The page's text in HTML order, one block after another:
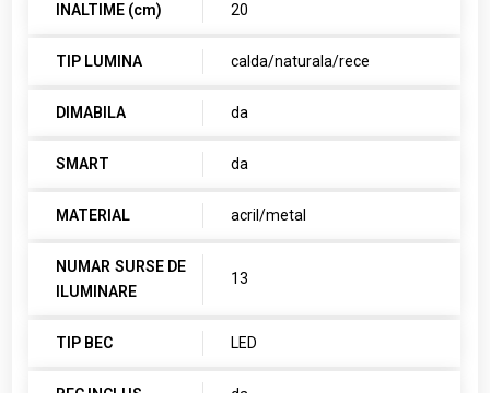
INALTIME (cm) 20
TIP LUMINA calda/naturala/rece
DIMABILA da
SMART da
MATERIAL acril/metal
NUMAR SURSE DE
ILUMINARE
13
TIP BEC LED